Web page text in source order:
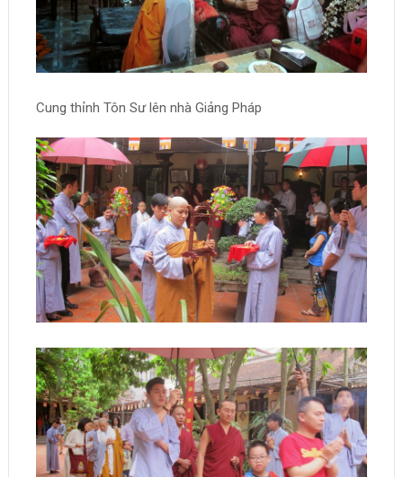
Cung thỉnh Tôn Sư lên nhà Giảng Pháp